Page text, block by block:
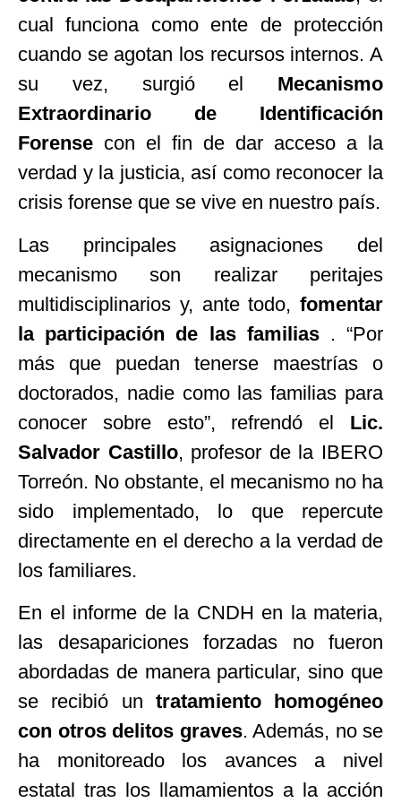
cual funciona como ente de protección
cuando se agotan los recursos internos. A
su vez, surgió el Mecanismo
Extraordinario de Identificación
Forense con el fin de dar acceso a la
verdad y la justicia, así como reconocer la
crisis forense que se vive en nuestro país.
Las principales asignaciones del
mecanismo son realizar peritajes
multidisciplinarios y, ante todo, fomentar
la participación de las familias .“Por
más que puedan tenerse maestrías o
doctorados, nadie como las familias para
conocer sobre esto”, refrendó el Lic.
Salvador Castillo, profesor de la IBERO
Torreón. No obstante, el mecanismo no ha
sido implementado, lo que repercute
directamente en el derecho a la verdad de
los familiares.
En el informe de la CNDH en la materia,
las desapariciones forzadas no fueron
abordadas de manera particular, sino que
se recibió un tratamiento homogéneo
con otros delitos graves. Además, no se
ha monitoreado los avances a nivel
estatal tras los llamamientos a la acción